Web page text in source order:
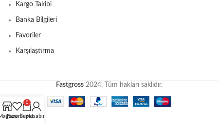
Kargo Takibi
Banka Bilgileri
Favoriler
Karşılaştırma
Fastgross 2024. Tüm hakları saklıdır.
Favoriler
0
SepetHesabım